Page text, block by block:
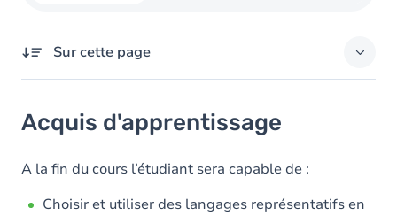
Sur cette page
Objectifs
Contenu
Exercices
Acquis d'apprentissage
A la fin du cours l’étudiant sera capable de :
Choisir et utiliser des langages représentatifs en